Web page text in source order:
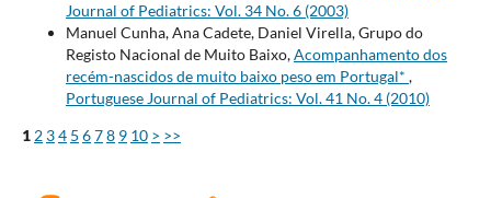
Journal of Pediatrics: Vol. 34 No. 6 (2003)
Manuel Cunha, Ana Cadete, Daniel Virella, Grupo do
Registo Nacional de Muito Baixo,Acompanhamento dos
recém-nascidos de muito baixo peso em Portugal* ,
Portuguese Journal of Pediatrics: Vol. 41 No. 4 (2010)
1 2 34 5 678 9 10 > >>